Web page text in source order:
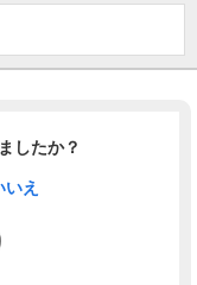
したか？
いえ